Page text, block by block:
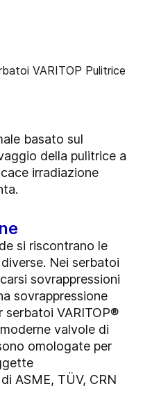
basato sul
della pulitrice a
irradiazione
si riscontrano le
Nei serbatoi
sovrappressioni
sovrappressione
serbatoi VARITOP®
valvole di
omologate per
ASME, TÜV, CRN